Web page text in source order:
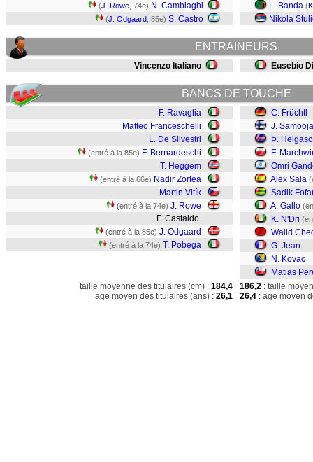
(J. Rowe , 74e) N. Cambiaghi
(J. Odgaard , 85e) S. Castro
L. Banda (
Nikola
ENTRAINEURS
Vincenzo Italiano Eusebio
BANCS DE TOUCHE
F. Ravaglia
Matteo Franceschelli
L. De Silvestri
(entré à la 85e) F. Bernardeschi
T. Heggem
(entré à la 66e) Nadir Zortea
Martin Vitík
(entré à la 74e) J. Rowe
F. Castaldo
(entré à la 85e) J. Odgaard
(entré à la 74e) T. Pobega
C. Früchtl
J. Samooja
Þ.
F.
Omri
Alex Sala
Sadik
A. Gallo
K. N'Dri
Walid
G. Jean
N. Kovac
Matias
taille moyenne des titulaires (cm) : 184,4
age moyen des titulaires (ans) : 26,1
186,2 : taille
26,4 : age moyen